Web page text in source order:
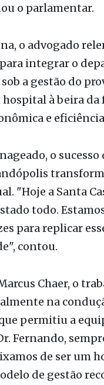
o que
o parlamentar.
o advogado
integrar o
a gestão do
e
o sucesso
"Hoje a Santa
todo.
contou.
Chaer, o
na
permitiu a
Fernando,